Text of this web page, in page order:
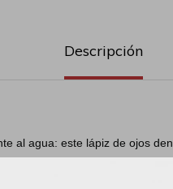
Descripción
al agua: este lápiz de ojos